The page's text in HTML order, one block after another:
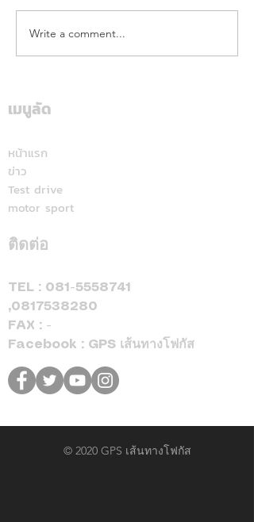
คาลเท็กซ์ ได้รับการรับรอง
หัวจ่ายเชื้อเพลิงมาตรฐาน
การบริการ ตอกย้ำความ
Write a comment...
เมนูลัด
หน้าแรก
ข่าว
Test drive
motor sport
ติดต่อ
TEL : 081-5558741
,0817538280
FAX : -
Facebook : GPS เส้นทางโฟกัส
© 2020 GPS เส้นทางโฟกัส